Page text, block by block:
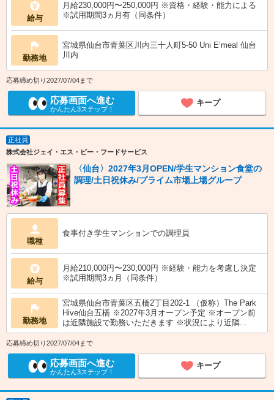
給与
月給230,000円〜250,000円 ※資格・経験・能力による
※試用期間3ヵ月有（同条件）
勤務地
宮城県仙台市青葉区川内三十人町5‐50 Uni E‘meal 仙台
川内
応募締め切り2027/07/04まで
応募画面へ進む
かんたん3ステップ！
キープ
正社員
株式会社ジェイ・エス・ビー・フードサービス
〈仙台〉2027年3月OPEN/学生マンション食堂の
調理/土日祝休み/プライム市場上場グループ
職種
食事付き学生マンションでの調理員
給与
月給210,000円〜230,000円 ※経験・能力を考慮し決定
※試用期間3ヵ月（同条件）
勤務地
宮城県仙台市青葉区五橋2丁目202-1 （仮称）The Park
Hive仙台五橋 ※2027年3月オープン予定 ※オープン前
は近隣施設で勤務いただきます ※状況により近隣...
応募締め切り2027/07/04まで
応募画面へ進む
かんたん3ステップ！
キープ